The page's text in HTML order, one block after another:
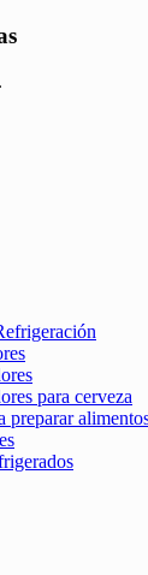
para cerveza
preparar